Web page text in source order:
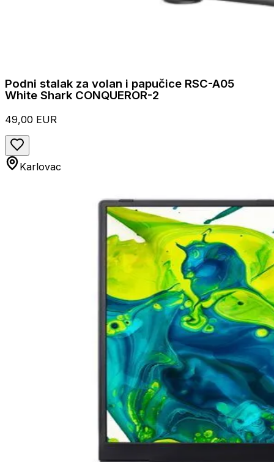
Podni stalak za volan i papučice RSC-A05
White Shark CONQUEROR-2
49,00 EUR
Karlovac